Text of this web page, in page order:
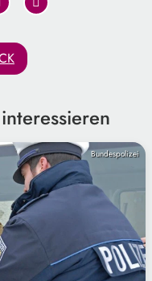
Bundespolizei